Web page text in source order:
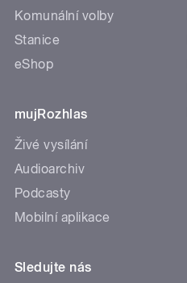
Komunální volby
Stanice
eShop
mujRozhlas
Živé vysílání
Audioarchiv
Podcasty
Mobilní aplikace
Sledujte nás